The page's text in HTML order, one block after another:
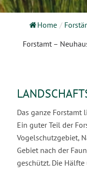
Home /
Forstamt –
Das ganze Forstamt
Ein guter Teil der
Vogelschutzgebiet,
Gebiet nach der
geschützt. Die